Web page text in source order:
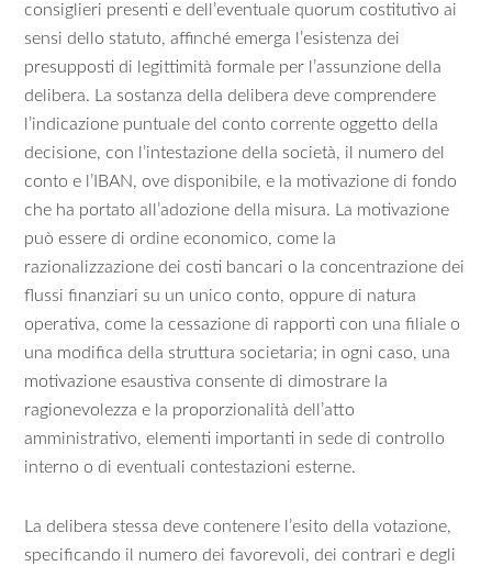
consiglieri presenti e dell’eventuale quorum costitutivo ai
sensi dello statuto, affinché emerga l’esistenza dei
presupposti di legittimità formale per l’assunzione della
delibera. La sostanza della delibera deve comprendere
l’indicazione puntuale del conto corrente oggetto della
decisione, con l’intestazione della società, il numero del
conto e l’IBAN, ove disponibile, e la motivazione di fondo
che ha portato all’adozione della misura. La motivazione
può essere di ordine economico, come la
razionalizzazione dei costi bancari o la concentrazione dei
flussi finanziari su un unico conto, oppure di natura
operativa, come la cessazione di rapporti con una filiale o
una modifica della struttura societaria; in ogni caso, una
motivazione esaustiva consente di dimostrare la
ragionevolezza e la proporzionalità dell’atto
amministrativo, elementi importanti in sede di controllo
interno o di eventuali contestazioni esterne.
La delibera stessa deve contenere l’esito della votazione,
specificando il numero dei favorevoli, dei contrari e degli